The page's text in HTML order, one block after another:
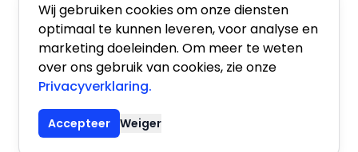
Wij gebruiken cookies om onze diensten
optimaal te kunnen leveren, voor analyse en
marketing doeleinden. Om meer te weten
over ons gebruik van cookies, zie onze
Privacyverklaring.
Accepteer Weiger
Schakel of automaat?
Financieren of Kopen?
© 2026 De Auto Atlas, Inc. Alle rechten voorbehouden.